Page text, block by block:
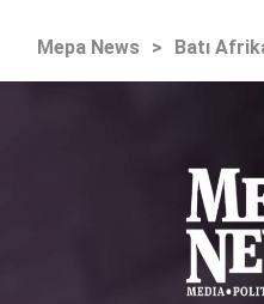
Mepa News > Batı